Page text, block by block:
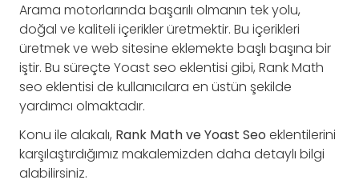
Arama motorlarında başarılı olmanın tek yolu,
doğal ve kaliteli içerikler üretmektir. Bu içerikleri
üretmek ve web sitesine eklemekte başlı başına bir
iştir. Bu süreçte Yoast seo eklentisi gibi, Rank Math
seo eklentisi de kullanıcılara en üstün şekilde
yardımcı olmaktadır.
Konu ile alakalı, Rank Math ve Yoast Seo eklentilerini
karşılaştırdığımız makalemizden daha detaylı bilgi
alabilirsiniz.